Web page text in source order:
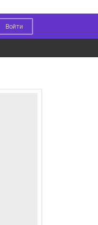
Войти